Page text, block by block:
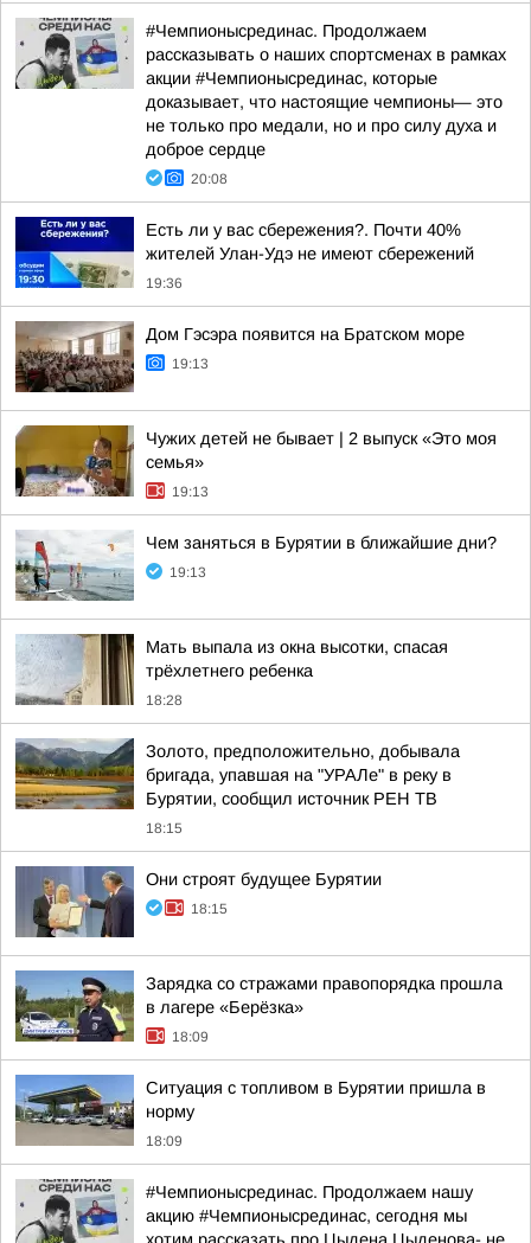
#Чемпионысрединас. Продолжаем
рассказывать о наших спортсменах в рамках
акции #Чемпионысрединас, которые
доказывает, что настоящие чемпионы— это
не только про медали, но и про силу духа и
доброе сердце
20:08
Есть ли у вас сбережения?. Почти 40%
жителей Улан-Удэ не имеют сбережений
19:36
Дом Гэсэра появится на Братском море
19:13
Чужих детей не бывает | 2 выпуск «Это моя
семья»
19:13
Чем заняться в Бурятии в ближайшие дни?
19:13
Мать выпала из окна высотки, спасая
трёхлетнего ребенка
18:28
Золото, предположительно, добывала
бригада, упавшая на "УРАЛе" в реку в
Бурятии, сообщил источник РЕН ТВ
18:15
Они строят будущее Бурятии
18:15
Зарядка со стражами правопорядка прошла
в лагере «Берёзка»
18:09
Ситуация с топливом в Бурятии пришла в
норму
18:09
#Чемпионысрединас. Продолжаем нашу
акцию #Чемпионысрединас, сегодня мы